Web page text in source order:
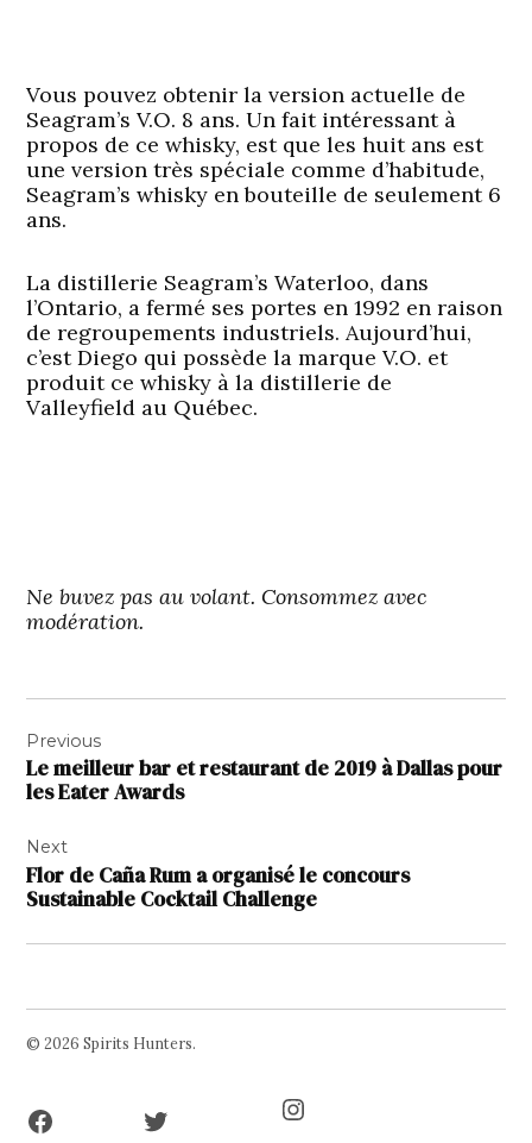
Vous pouvez obtenir la version actuelle de
Seagram’s V.O. 8 ans. Un fait intéressant à
propos de ce whisky, est que les huit ans est
une version très spéciale comme d’habitude,
Seagram’s whisky en bouteille de seulement 6
ans.
La distillerie Seagram’s Waterloo, dans
l’Ontario, a fermé ses portes en 1992 en raison
de regroupements industriels. Aujourd’hui,
c’est Diego qui possède la marque V.O. et
produit ce whisky à la distillerie de
Valleyfield au Québec.
Ne buvez pas au volant. Consommez avec
modération.
de
l’article
Previous
Le meilleur bar et restaurant de 2019 à Dallas pour
les Eater Awards
Next
Flor de Caña Rum a organisé le concours
Sustainable Cocktail Challenge
© 2026 Spirits Hunters.